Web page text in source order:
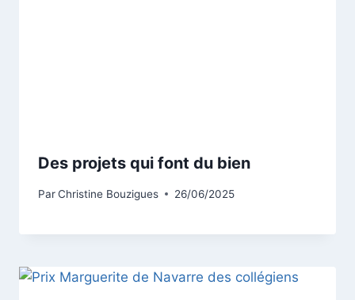
Des projets qui font du bien
ParChristine Bouzigues 26/06/2025